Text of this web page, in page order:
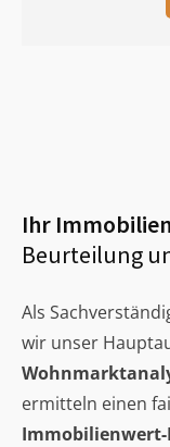
Ihr
Beurteilung
Als
wir unser
ermitteln einen